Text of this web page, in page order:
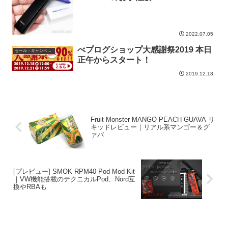
2022.07.05
セール・キャンペーン情報
べプログショップ大感謝祭2019 本日
正午からスタート！
2019.12.18
Fruit Monster MANGO PEACH GUAVA リ
キッドレビュー｜リアル系マンゴー＆グ
ァバ
[プレビュー] SMOK RPM40 Pod Mod Kit
｜VW機能搭載のテクニカルPod、Nord互
換やRBAも